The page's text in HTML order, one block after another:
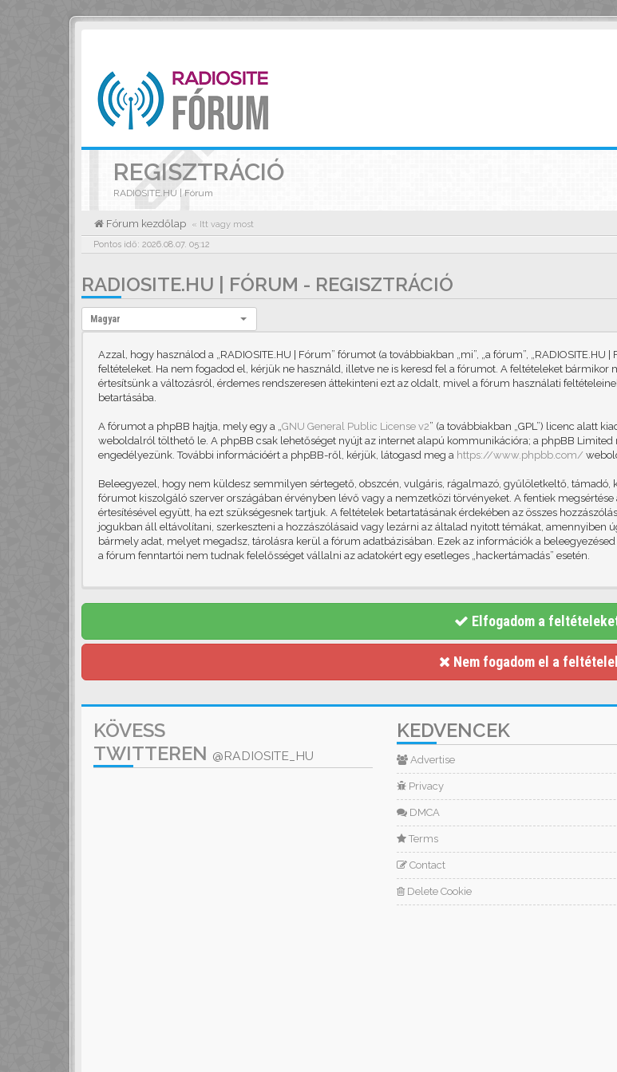
REGISZTRÁCIÓ
RADIOSITE.HU | Fórum
Fórum kezdőlap « Itt vagy most
Pontos idő: 2026.08.07. 05:12
RADIOSITE.HU | FÓRUM - REGISZTRÁCIÓ
Nyelv:
Magyar
Azzal, hogy használod a „RADIOSITE.HU | Fórum” fórumot (a továbbiakban „mi”, „a fórum”,
feltételeket. Ha nem fogadod el, kérjük ne használd, illetve ne is keresd fel a fórumot. A feltételeket
értesítsünk a változásról, érdemes rendszeresen áttekinteni ezt az oldalt, mivel a fórum használati
betartásába.
A fórumot a phpBB hajtja, mely egy a „GNU General Public License v2” (a továbbiakban „GPL”) licenc alatt
weboldalról tölthető le. A phpBB csak lehetőséget nyújt az internet alapú kommunikációra; a phpBB
engedélyezünk. További információért a phpBB-ről, kérjük, látogasd meg a https://www.phpbb.com/
Beleegyezel, hogy nem küldesz semmilyen sértegető, obszcén, vulgáris, rágalmazó, gyűlöletkeltő,
fórumot kiszolgáló szerver országában érvényben lévő vagy a nemzetközi törvényeket. A fentiek
értesítésével együtt, ha ezt szükségesnek tartjuk. A feltételek betartatásának érdekében az összes
jogukban áll eltávolítani, szerkeszteni a hozzászólásaid vagy lezárni az általad nyitott témákat, amennyiben
bármely adat, melyet megadsz, tárolásra kerül a fórum adatbázisában. Ezek az információk a
a fórum fenntartói nem tudnak felelősséget vállalni az adatokért egy esetleges „hackertámadás” esetén.
Elfogadom a
Nem fogadom el a
KÖVESS
TWITTEREN @RADIOSITE_HU
KEDVENCEK
Advertise
Privacy
DMCA
Terms
Contact
Delete Cookie